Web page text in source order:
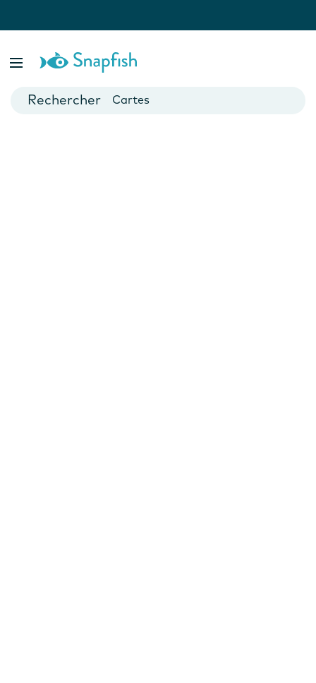
Cartes